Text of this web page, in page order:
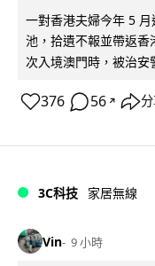
一對香港夫婦今年 5
池，拾遺不報並帶返
次入境澳門時，被治安
376 56 ↗
3C科技 家居無線
Vin 9 小時